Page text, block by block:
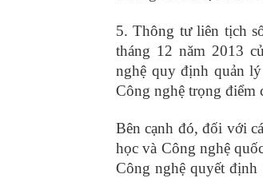
5. Thông tư liên tịch
tháng 12 năm 2013
nghệ quy định quản
Công nghệ trọng điểm
Bên cạnh đó, đối với
học và Công nghệ
Công nghệ quyết